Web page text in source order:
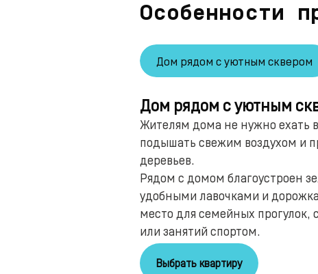
Особенности
Дом рядом с уютным сквером
Дом рядом с уютным
Жителям дома не нужно ехать
подышать свежим воздухом и
деревьев.
Рядом с домом благоустроен
удобными лавочками и
место для семейных прогулок,
или занятий спортом.
Выбрать квартиру